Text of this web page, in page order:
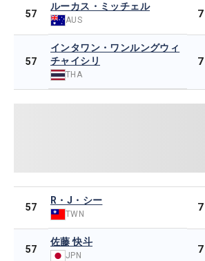
57
ルーカス・ミッチェル
AUS 7
57
インタワン・ワンルングウィ
チャイシリ
THA
7
57
R・J・シー
TWN
7
57
佐藤 快斗
JPN 7